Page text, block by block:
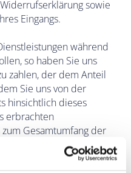
sowie
Eingangs.
während
so haben Sie uns
zahlen, der dem Anteil
Sie uns von der
hinsichtlich dieses
erbrachten
Gesamtumfang der
entspricht.
in den nachfolgenden